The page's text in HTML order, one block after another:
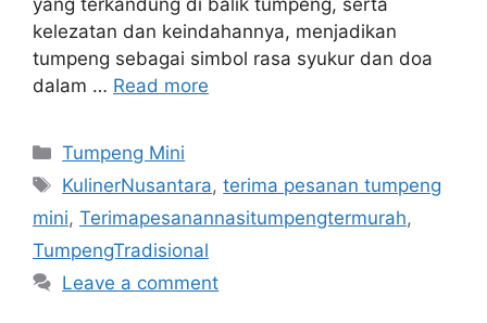
yang terkandung di balik tumpeng, serta
kelezatan dan keindahannya, menjadikan
tumpeng sebagai simbol rasa syukur dan doa
dalam … Read more
Categories
Tumpeng Mini
Tags
KulinerNusantara,terima pesanan tumpeng
mini, Terimapesanannasitumpengtermurah,
TumpengTradisional
Leave a comment